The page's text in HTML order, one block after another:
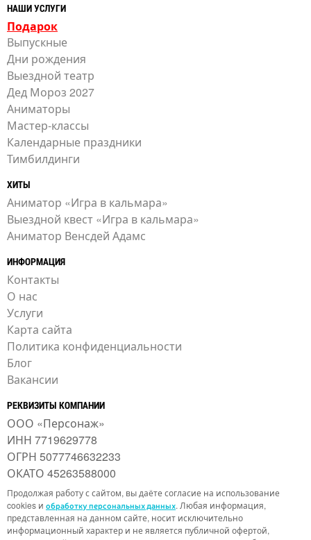
НАШИ УСЛУГИ
Подарок
Выпускные
Дни рождения
Выездной театр
Дед Мороз 2027
Аниматоры
Мастер-классы
Календарные праздники
Тимбилдинги
ХИТЫ
Аниматор «Игра в кальмара»
Выездной квест «Игра в кальмара»
Аниматор Венсдей Адамс
ИНФОРМАЦИЯ
Контакты
О нас
Услуги
Карта сайта
Политика конфиденциальности
Блог
Вакансии
РЕКВИЗИТЫ КОМПАНИИ
ООО «Персонаж»
ИНН 7719629778
ОГРН 5077746632233
ОКАТО 45263588000
Продолжая работу с сайтом, вы даёте согласие на использование
cookies и обработку персональных данных. Любая информация,
представленная на данном сайте, носит исключительно
информационный характер и не является публичной офертой,